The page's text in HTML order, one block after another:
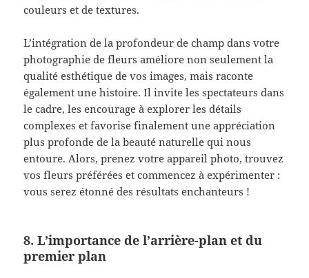
couleurs et de textures.
L’intégration de la profondeur de champ dans votre
photographie de fleurs améliore non seulement la
qualité esthétique de vos images, mais raconte
également une histoire. Il invite les spectateurs dans
le cadre, les encourage à explorer les détails
complexes et favorise finalement une appréciation
plus profonde de la beauté naturelle qui nous
entoure. Alors, prenez votre appareil photo, trouvez
vos fleurs préférées et commencez à expérimenter :
vous serez étonné des résultats enchanteurs !
8. L’importance de l’arrière-plan et du
premier plan